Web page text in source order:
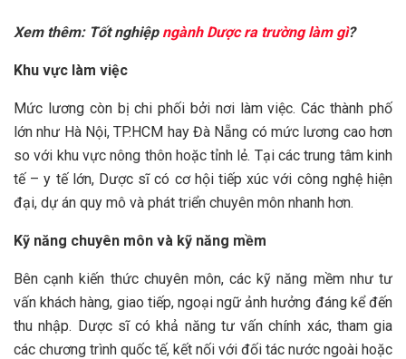
Xem thêm: Tốt nghiệp ngành Dược ra trường làm gì?
Khu vực làm việc
Mức lương còn bị chi phối bởi nơi làm việc. Các thành phố
lớn như Hà Nội, TP.HCM hay Đà Nẵng có mức lương cao hơn
so với khu vực nông thôn hoặc tỉnh lẻ. Tại các trung tâm kinh
tế – y tế lớn, Dược sĩ có cơ hội tiếp xúc với công nghệ hiện
đại, dự án quy mô và phát triển chuyên môn nhanh hơn.
Kỹ năng chuyên môn và kỹ năng mềm
Bên cạnh kiến thức chuyên môn, các kỹ năng mềm như tư
vấn khách hàng, giao tiếp, ngoại ngữ ảnh hưởng đáng kể đến
thu nhập. Dược sĩ có khả năng tư vấn chính xác, tham gia
các chương trình quốc tế, kết nối với đối tác nước ngoài hoặc